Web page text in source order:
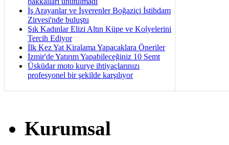
İş Arayanlar ve İşverenler Boğaziçi İstihdam
Zirvesi'nde buluştu
Şık Kadınlar Elizi Altın Küpe ve Kolyelerini
Tercih Ediyor
İlk Kez Yat Kiralama Yapacaklara Öneriler
İzmir'de Yatırım Yapabileceğiniz 10 Semt
Üsküdar moto kurye ihtiyaçlarınızı
profesyonel bir şekilde karşılıyor
Kurumsal